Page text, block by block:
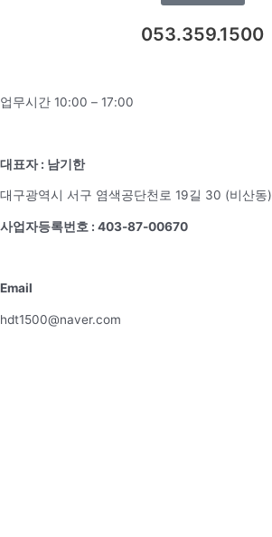
053.359.1500
업무시간 10:00 – 17:00
대표자 : 남기한
대구광역시 서구 염색공단천로 19길 30 (비산동)
사업자등록번호 : 403-87-00670
Email
hdt1500@naver.com